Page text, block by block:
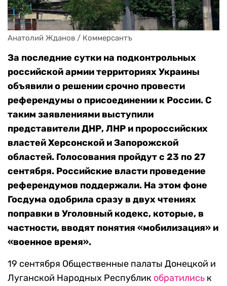
Анатолий Жданов / Коммерсантъ
За последние сутки на подконтрольных
российской армии территориях Украины
объявили о решении срочно провести
референдумы о присоединении к России. С
таким заявлениями выступили
представители ДНР, ЛНР и пророссийских
властей Херсонской и Запорожской
областей. Голосования пройдут с 23 по 27
сентября. Российские власти проведение
референдумов поддержали. На этом фоне
Госдума одобрила сразу в двух чтениях
поправки в Уголовный кодекс, которые, в
частности, вводят понятия «мобилизация» и
«военное время».
19 сентября Общественные палаты Донецкой и
Луганской Народных Республик обратились к